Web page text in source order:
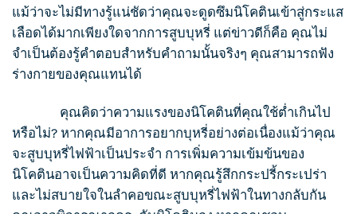
แม้ว่าจะไม่มีทางรู้แน่ชัดว่าคุณจะดูดซึมนิโคตินเข้าสู่กระแส
เลือดได้มากเพียงใดจากการสูบบุหรี่ แต่ข่าวดีก็คือ คุณไม่
จำเป็นต้องรู้คำตอบสำหรับคำถามนั้นจริงๆ คุณสามารถฟัง
ร่างกายของคุณแทนได้
คุณคิดว่าความแรงของนิโคตินที่คุณใช้ต่ำเกินไป
หรือไม่? หากคุณมีอาการอยากบุหรี่อย่างต่อเนื่องแม้ว่าคุณ
จะสูบบุหรี่ไฟฟ้าเป็นประจำ การเพิ่มความเข้มข้นของ
นิโคตินอาจเป็นความคิดที่ดี หากคุณรู้สึกกระปรี้กระเปร่า
และไม่สบายใจในลำคอขณะสูบบุหรี่ไฟฟ้าในทางกลับกัน